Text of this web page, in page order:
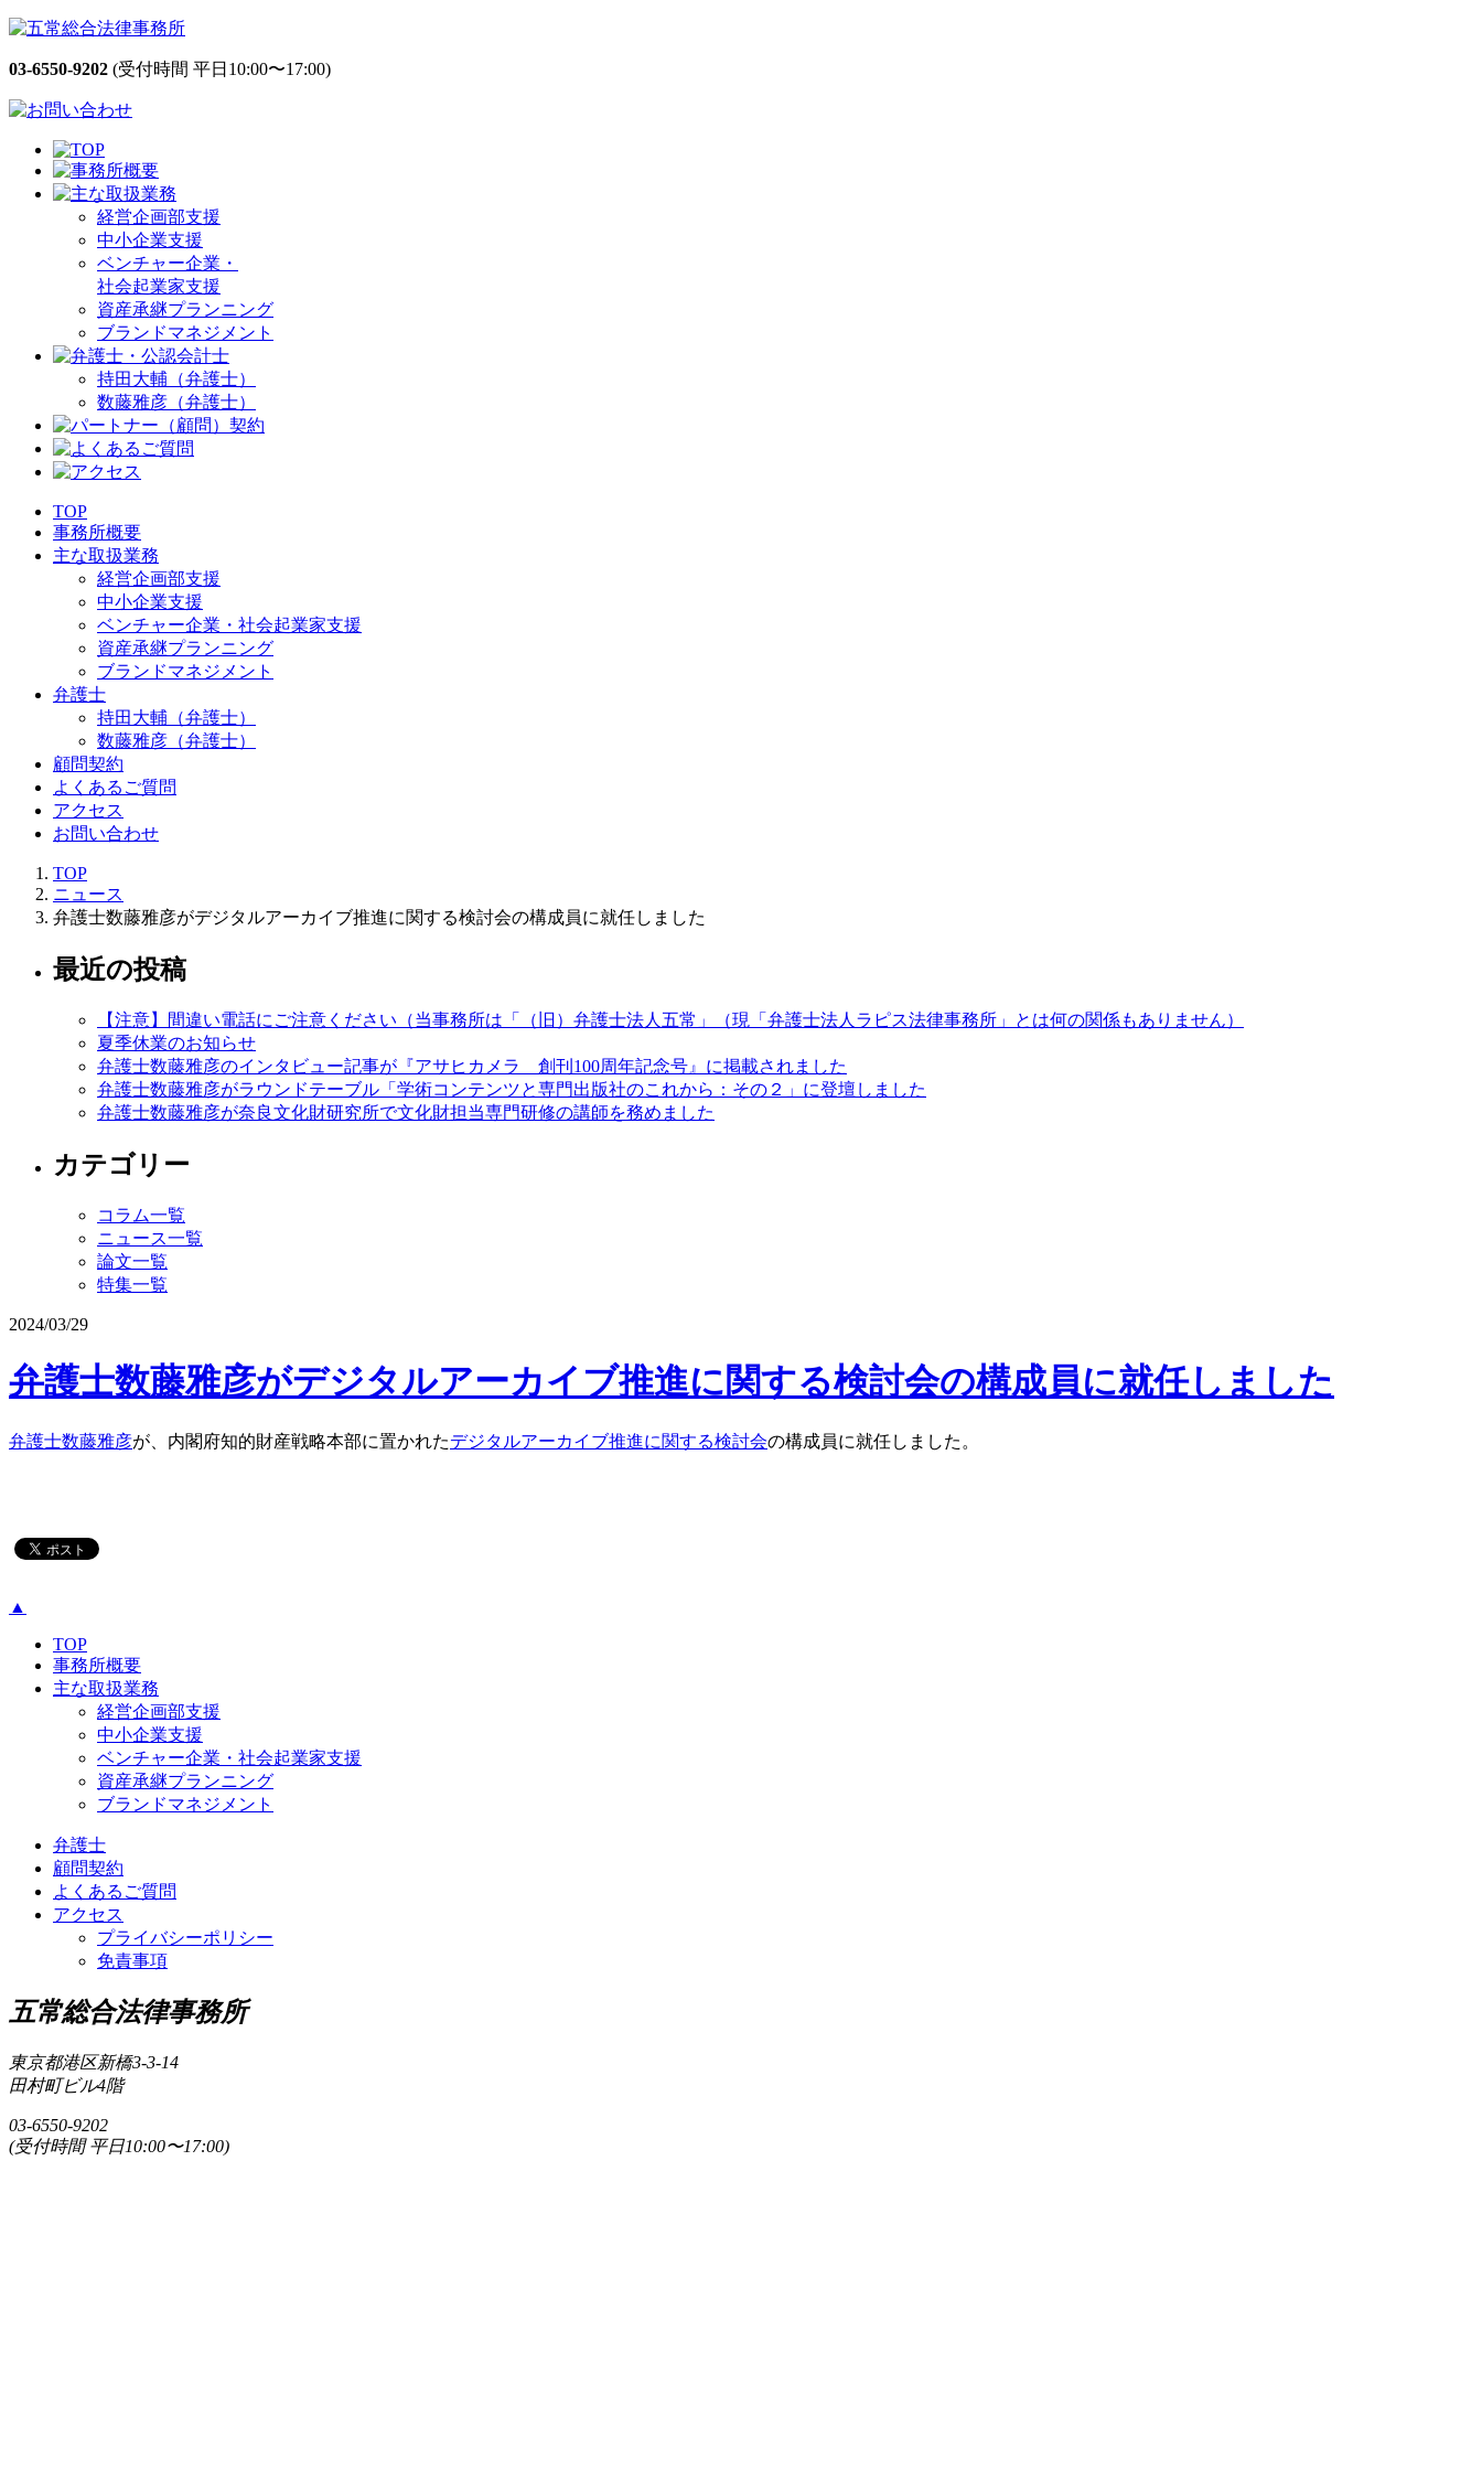
03-6550-9202 (受付時間 平日10:00〜17:00)
経営企画部支援
中小企業支援
ベンチャー企業・
社会起業家支援
資産承継プランニング
ブランドマネジメント
持田大輔（弁護士）
数藤雅彦（弁護士）
TOP
事務所概要
主な取扱業務
経営企画部支援
中小企業支援
ベンチャー企業・社会起業家支援
資産承継プランニング
ブランドマネジメント
弁護士
持田大輔（弁護士）
数藤雅彦（弁護士）
顧問契約
よくあるご質問
アクセス
お問い合わせ
TOP
ニュース
弁護士数藤雅彦がデジタルアーカイブ推進に関する検討会の構成員に就任しました
最近の投稿
【注意】間違い電話にご注意ください（当事務所は「（旧）弁護士法人五常」（現「弁護士法人ラピス法律事務所」とは何の関係もありません）
夏季休業のお知らせ
弁護士数藤雅彦のインタビュー記事が『アサヒカメラ 創刊100周年記念号』に掲載されました
弁護士数藤雅彦がラウンドテーブル「学術コンテンツと専門出版社のこれから：その２」に登壇しました
弁護士数藤雅彦が奈良文化財研究所で文化財担当専門研修の講師を務めました
カテゴリー
コラム一覧
ニュース一覧
論文一覧
特集一覧
2024/03/29
弁護士数藤雅彦がデジタルアーカイブ推進に関する検討会の構成員に就任しました
弁護士数藤雅彦が、内閣府知的財産戦略本部に置かれたデジタルアーカイブ推進に関する検討会の構成員に就任しました。
▲
TOP
事務所概要
主な取扱業務
経営企画部支援
中小企業支援
ベンチャー企業・社会起業家支援
資産承継プランニング
ブランドマネジメント
弁護士
顧問契約
よくあるご質問
アクセス
プライバシーポリシー
免責事項
五常総合法律事務所
東京都港区新橋3-3-14
田村町ビル4階
03-6550-9202
(受付時間 平日10:00〜17:00)